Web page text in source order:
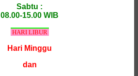
Sabtu :
08.00-15.00 WIB
HARI LIBUR
Hari Minggu
dan